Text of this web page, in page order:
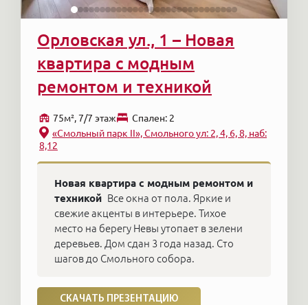
Орловская ул., 1 – Новая
квартира с модным
ремонтом и техникой
75м², 7/7 этаж
Cпален: 2
«Смольный парк II», Смольного ул: 2, 4, 6, 8, наб:
8,12
Новая квартира с модным ремонтом и
техникой Все окна от пола. Яркие и
свежие акценты в интерьере. Тихое
место на берегу Невы утопает в зелени
деревьев. Дом сдан 3 года назад. Сто
шагов до Смольного собора.
СКАЧАТЬ ПРЕЗЕНТАЦИЮ